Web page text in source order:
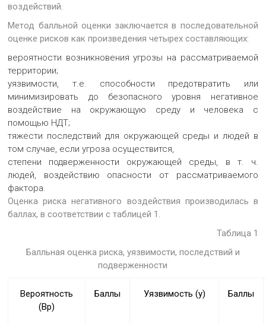
воздействий.
Метод балльной оценки заключается в последовательной
оценке рисков как произведения четырех составляющих:
вероятности возникновения угрозы на рассматриваемой
территории;
уязвимости, т.е. способности предотвратить или
минимизировать до безопасного уровня негативное
воздействие на окружающую среду и человека с
помощью НДТ;
тяжести последствий для окружающей среды и людей в
том случае, если угроза осуществится,
степени подверженности окружающей среды, в т. ч.
людей, воздействию опасности от рассматриваемого
фактора.
Оценка риска негативного воздействия производилась в
баллах, в соответствии с таблицей 1.
Таблица 1
Балльная оценка риска, уязвимости, последствий и
подверженности
Вероятность
(Вр)
Баллы Уязвимость (у) Баллы